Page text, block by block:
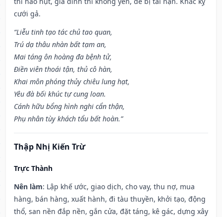
cưới gả.
“Liễu tinh tạo tác chủ tao quan,
Trú dạ thâu nhàn bất tạm an,
Mai táng ôn hoàng đa bệnh tử,
Điền viên thoái tận, thủ cô hàn,
Khai môn phóng thủy chiêu lung hạt,
Yêu đà bối khúc tự cung loan.
Cánh hữu bổng hình nghi cẩn thận,
Phụ nhân tùy khách tẩu bất hoàn.”
Thập Nhị Kiến Trừ
Trực Thành
Nên làm: Lập khế ước, giao dịch, cho vay, thu nợ, mua
hàng, bán hàng, xuất hành, đi tàu thuyền, khởi tạo, động
thổ, san nền đắp nền, gắn cửa, đặt táng, kê gác, dựng xây